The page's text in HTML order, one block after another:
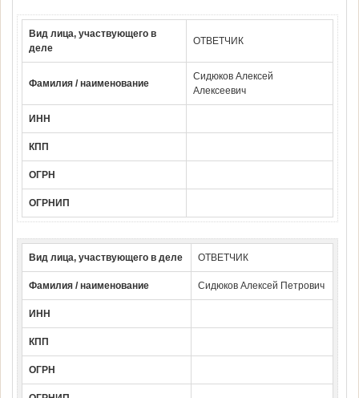
Вид лица, участвующего в
деле
ОТВЕТЧИК
Фамилия / наименование
Сидюков Алексей
Алексеевич
ИНН
КПП
ОГРН
ОГРНИП
Вид лица, участвующего в деле ОТВЕТЧИК
Фамилия / наименование Сидюков Алексей Петрович
ИНН
КПП
ОГРН